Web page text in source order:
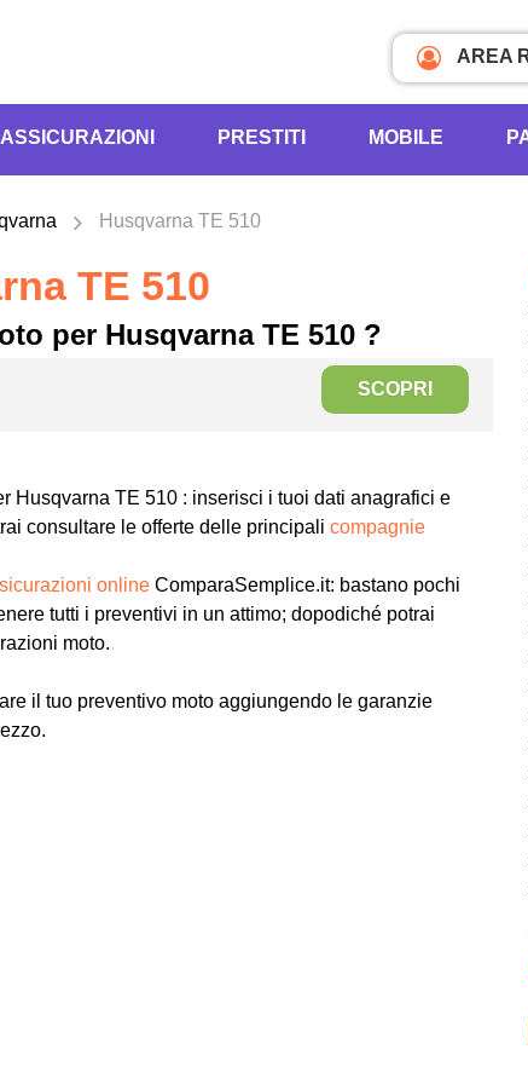
AREA
ASSICURAZIONI PRESTITI MOBILE
Husqvarna TE 510
TE 510
per Husqvarna TE 510 ?
SCOPRI
Husqvarna TE 510 : inserisci i tuoi dati anagrafici e
consultare le offerte delle principali compagnie
online ComparaSemplice.it: bastano pochi
tutti i preventivi in un attimo; dopodiché potrai
moto.
il tuo preventivo moto aggiungendo le garanzie